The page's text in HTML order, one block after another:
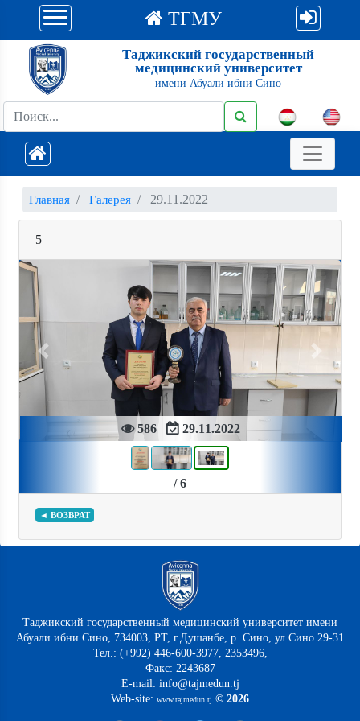
ТГМУ
Таджикский государственный
медицинский университет
имени Абуали ибни Сино
Главная Галерея 29.11.2022
5
586 29.11.2022
Previous Next
/ 6
◄ ВОЗВРАТ
Таджикский государственный медицинский университет имени
Абуали ибни Сино, 734003, РТ, г.Душанбе, р. Сино, ул.Сино 29-31
Тел.: (+992) 446-600-3977, 2353496,
Факс: 2243687
E-mail: info@tajmedun.tj
Web-site: www.tajmedun.tj © 2026